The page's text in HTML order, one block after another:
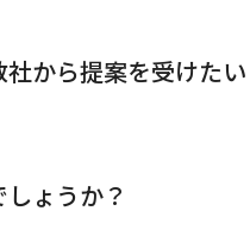
から提案を受けた
ょうか？